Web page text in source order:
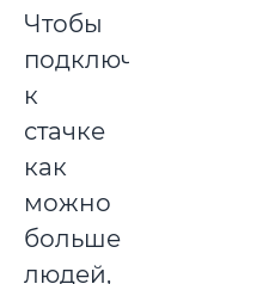
Чтобы
подключить
к
стачке
как
можно
больше
людей,